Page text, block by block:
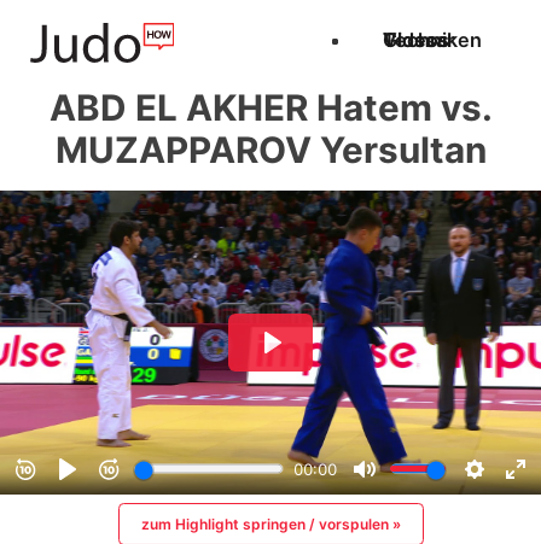
Techniken
Videos
Glossar
ABD EL AKHER Hatem vs.
MUZAPPAROV Yersultan
zum Highlight springen / vorspulen »